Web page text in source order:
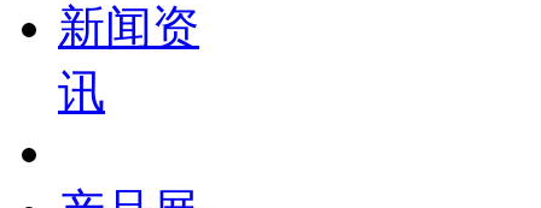
新闻资
讯